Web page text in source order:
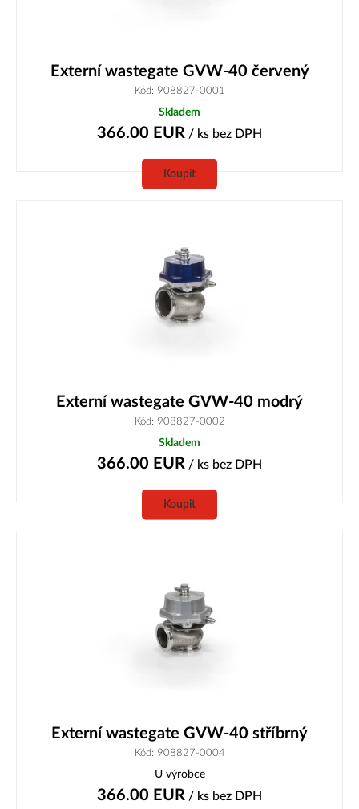
Externí wastegate GVW-40 červený
Kód: 908827-0001
Skladem
366.00 EUR / ks bez DPH
Koupit
Externí wastegate GVW-40 modrý
Kód: 908827-0002
Skladem
366.00 EUR / ks bez DPH
Koupit
Externí wastegate GVW-40 stříbrný
Kód: 908827-0004
U výrobce
366.00 EUR / ks bez DPH